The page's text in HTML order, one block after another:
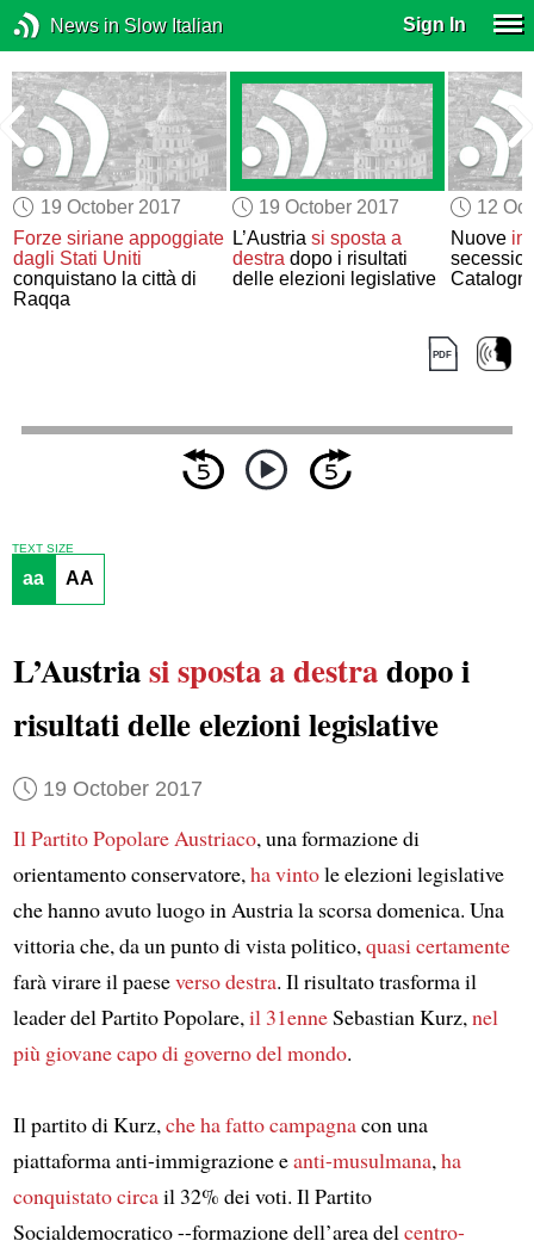
News in Slow Italian Sign In
19 October 2017
Forze siriane appoggiate
dagli Stati Uniti
conquistano la città di
Raqqa
19 October 2017
L’Austria si sposta a
destradopo i risultati
delle elezioni legislative
12
Nuove
TEXT SIZE
aa AA
L’Austriasi sposta a destradopo i
risultati delle elezioni legislative
19 October 2017
Il Partito Popolare Austriaco, una formazione di
orientamento conservatore,ha vintole elezioni legislative
che hanno avuto luogo in Austria la scorsa domenica. Una
vittoria che, da un punto di vista politico,quasi certamente
farà virare il paeseverso destra. Il risultato trasforma il
leader del Partito Popolare,il 31enneSebastian Kurz,nel
più giovane capo di governo del mondo.
Il partito di Kurz,che ha fatto campagnacon una
piattaforma anti-immigrazione eanti-musulmana,ha
conquistato circail 32% dei voti. Il Partito
Socialdemocratico --formazione dell’area delcentro-